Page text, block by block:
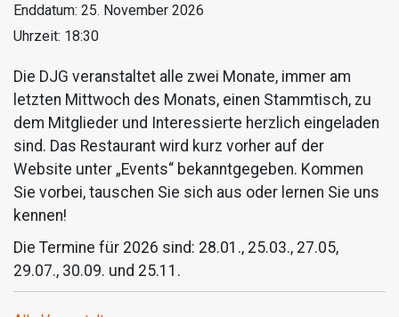
Enddatum: 25. November 2026
Uhrzeit: 18:30
Die DJG veranstaltet alle zwei Monate, immer am
letzten Mittwoch des Monats, einen Stammtisch, zu
dem Mitglieder und Interessierte herzlich eingeladen
sind. Das Restaurant wird kurz vorher auf der
Website unter „Events“ bekanntgegeben. Kommen
Sie vorbei, tauschen Sie sich aus oder lernen Sie uns
kennen!
Die Termine für 2026 sind: 28.01., 25.03., 27.05,
29.07., 30.09. und 25.11.